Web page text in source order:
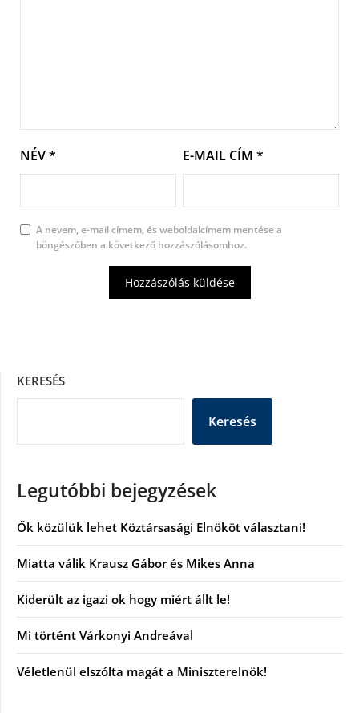
NÉV* E-MAIL CÍM *
A nevem, e-mail címem, és weboldalcímem mentése a
böngészőben a következő hozzászólásomhoz.
KERESÉS
Keresés
Legutóbbi bejegyzések
Ők közülük lehet Köztársasági Elnököt választani!
Miatta válik Krausz Gábor és Mikes Anna
Kiderült az igazi ok hogy miért állt le!
Mi történt Várkonyi Andreával
Véletlenül elszólta magát a Miniszterelnök!